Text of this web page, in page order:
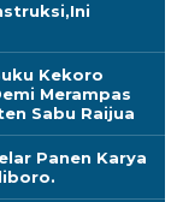
Kekoro
Merampas
Sabu Raijua
Panen Karya